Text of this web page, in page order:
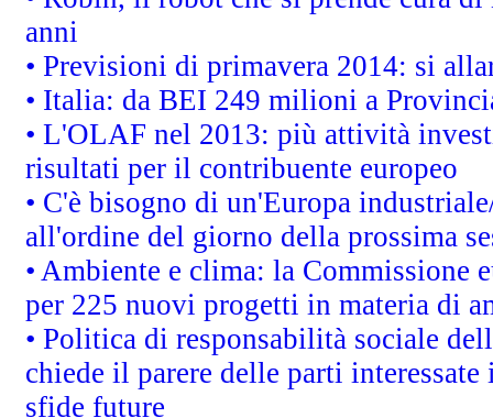
anni
• Previsioni di primavera 2014: si
• Italia: da BEI 249 milioni a
• L'OLAF nel 2013: più attività
risultati per il contribuente europeo
• C'è bisogno di un'Europa
all'ordine del giorno della prossima
• Ambiente e clima: la Commissione
per 225 nuovi progetti in materia di
• Politica di responsabilità sociale
chiede il parere delle parti
sfide future